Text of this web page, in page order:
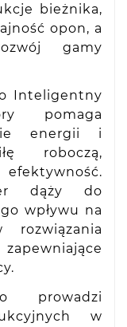
bieżnika,
opon, a
gamy
Inteligentny
pomaga
energii i
roboczą,
dąży do
wpływu na
rozwiązania
prowadzi
w